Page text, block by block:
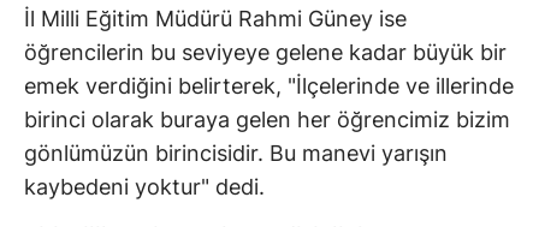
İl Milli Eğitim Müdürü Rahmi Güney ise
öğrencilerin bu seviyeye gelene kadar büyük bir
emek verdiğini belirterek, "İlçelerinde ve illerinde
birinci olarak buraya gelen her öğrencimiz bizim
gönlümüzün birincisidir. Bu manevi yarışın
kaybedeni yoktur" dedi.